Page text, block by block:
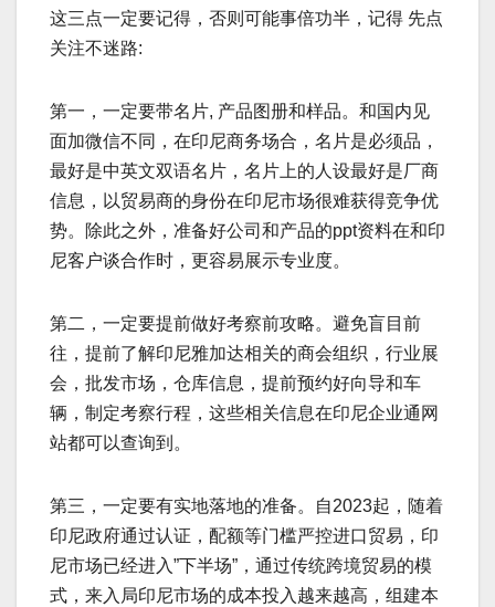
这三点一定要记得，否则可能事倍功半，记得 先点
关注不迷路:
第一，一定要带名片, 产品图册和样品。和国内见
面加微信不同，在印尼商务场合，名片是必须品，
最好是中英文双语名片，名片上的人设最好是厂商
信息，以贸易商的身份在印尼市场很难获得竞争优
势。除此之外，准备好公司和产品的ppt资料在和印
尼客户谈合作时，更容易展示专业度。
第二，一定要提前做好考察前攻略。避免盲目前
往，提前了解印尼雅加达相关的商会组织，行业展
会，批发市场，仓库信息，提前预约好向导和车
辆，制定考察行程，这些相关信息在印尼企业通网
站都可以查询到。
第三，一定要有实地落地的准备。自2023起，随着
印尼政府通过认证，配额等门槛严控进口贸易，印
尼市场已经进入”下半场”，通过传统跨境贸易的模
式，来入局印尼市场的成本投入越来越高，组建本